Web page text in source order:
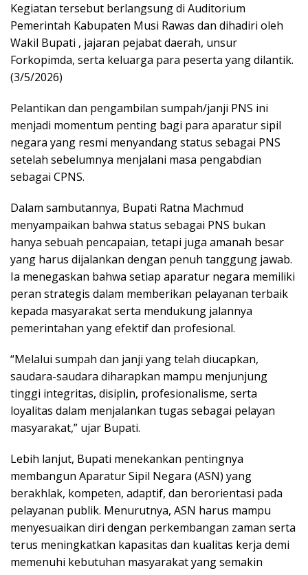
Kegiatan tersebut berlangsung di Auditorium
Pemerintah Kabupaten Musi Rawas dan dihadiri oleh
Wakil Bupati , jajaran pejabat daerah, unsur
Forkopimda, serta keluarga para peserta yang dilantik.
(3/5/2026)
Pelantikan dan pengambilan sumpah/janji PNS ini
menjadi momentum penting bagi para aparatur sipil
negara yang resmi menyandang status sebagai PNS
setelah sebelumnya menjalani masa pengabdian
sebagai CPNS.
Dalam sambutannya, Bupati Ratna Machmud
menyampaikan bahwa status sebagai PNS bukan
hanya sebuah pencapaian, tetapi juga amanah besar
yang harus dijalankan dengan penuh tanggung jawab.
Ia menegaskan bahwa setiap aparatur negara memiliki
peran strategis dalam memberikan pelayanan terbaik
kepada masyarakat serta mendukung jalannya
pemerintahan yang efektif dan profesional.
“Melalui sumpah dan janji yang telah diucapkan,
saudara-saudara diharapkan mampu menjunjung
tinggi integritas, disiplin, profesionalisme, serta
loyalitas dalam menjalankan tugas sebagai pelayan
masyarakat,” ujar Bupati.
Lebih lanjut, Bupati menekankan pentingnya
membangun Aparatur Sipil Negara (ASN) yang
berakhlak, kompeten, adaptif, dan berorientasi pada
pelayanan publik. Menurutnya, ASN harus mampu
menyesuaikan diri dengan perkembangan zaman serta
terus meningkatkan kapasitas dan kualitas kerja demi
memenuhi kebutuhan masyarakat yang semakin